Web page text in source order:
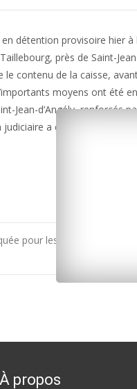
détention provisoire hier à
près de Saint-
contenu de la caisse,
moyens ont été
Jean-d’Angély, renforcés
a été ouverte par
pour les ostréiculteurs
À propos